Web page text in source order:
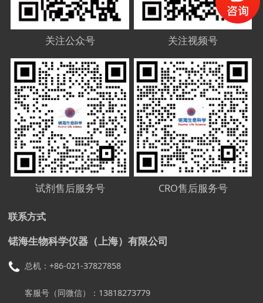
关注公众号 关注视频号
试剂售后服务号 CRO售后服务号
联系方式
锘海生物科学仪器（上海）有限公司
总机：+86-021-37827858
客服号（同微信）：13818273779